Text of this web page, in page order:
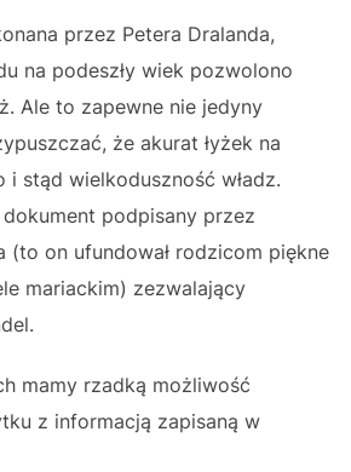
przez Petera Dralanda,
na podeszły wiek pozwolono
Ale to zapewne nie jedyny
że akurat łyżek na
i stąd wielkoduszność władz.
podpisany przez
(to on ufundował rodzicom piękne
mariackim) zezwalający
mamy rzadką możliwość
z informacją zapisaną w